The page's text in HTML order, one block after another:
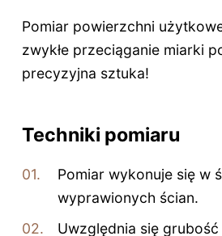
Pomiar powierzchni
zwykłe przeciąganie miarki
precyzyjna sztuka!
Techniki pomiaru
Pomiar wykonuje się w
wyprawionych ścian.
Uwzględnia się